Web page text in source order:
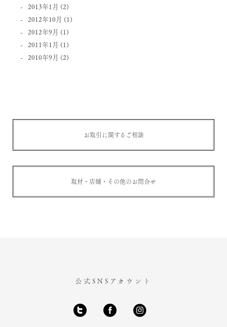
2013年1月 (2)
2012年10月 (1)
2012年9月 (1)
2011年1月 (1)
2010年9月 (2)
お取引に関するご相談
取材・店舗・その他のお問合せ
公式SNSアカウント